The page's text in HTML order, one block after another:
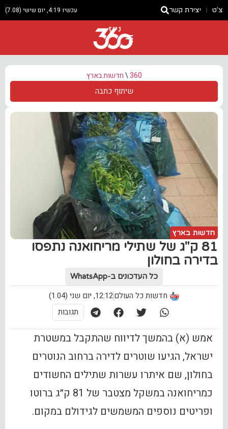
צ'ט יצירת קשר עכשיו 4:19, יום שישי (7.08)
ניוז
360
\חדשות בארץ
שיתוף כתבה
חדשות בארץ
81 ק"ג של שתילי מריחואנה נתפסו
בדירה בחולון
כל העדכונים ב-WhatsApp
חדשות כל העולם12:12, יום שני (1.04)
תגובות
אמש (א) בהמשך לדיווח שהתקבל במשטרת
ישראל, הגיעו שוטרים לדירה ברחוב הנוטרים
בחולון, שם איתרו עשרות שתילים החשודים
כמריחואנה במשקל מצטבר של 81 ק״ג ברוטו
ופריטים נוספים המשמשים לגידולם במקום.